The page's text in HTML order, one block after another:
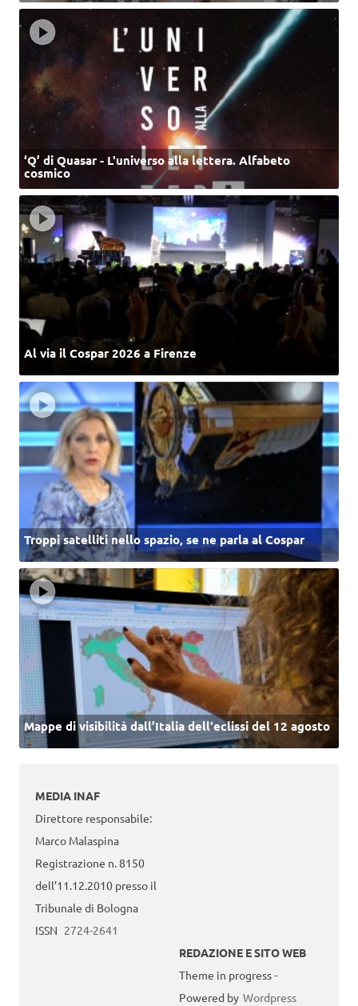
‘Q’ di Quasar - L'universo alla lettera. Alfabeto
cosmico
Al via il Cospar 2026 a Firenze
Troppi satelliti nello spazio, se ne parla al Cospar
Mappe di visibilità dall’Italia dell'eclissi del 12 agosto
MEDIA INAF
Direttore responsabile:
Marco Malaspina
Registrazione n. 8150
dell’11.12.2010 presso il
Tribunale di Bologna
ISSN 2724-2641
REDAZIONE E SITO WEB
Theme in progress -
Powered by Wordpress